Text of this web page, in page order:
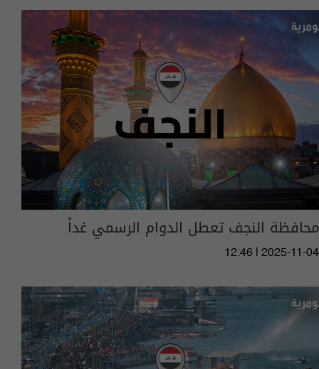
محافظة النجف تعطل الدوام الرسمي غداً
12:46 | 2025-11-04